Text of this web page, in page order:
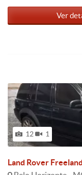
Ver
12 1
Land Rover